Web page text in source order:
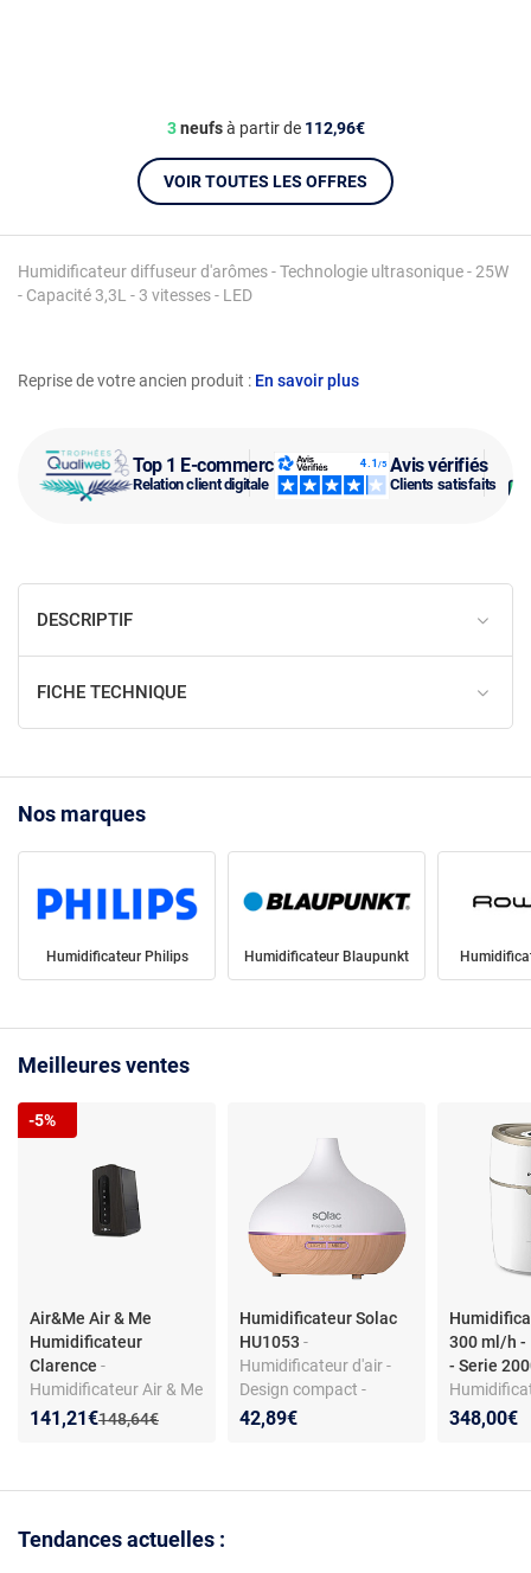
Top 1 E-commerce
Relation client digitale
Avis vérifiés
Clients satisfaits
Reprise de votre ancien produit : En savoir plus
Humidificateur diffuseur d'arômes - Technologie ultrasonique - 25W
- Capacité 3,3L - 3 vitesses - LED
3neufsà partir de 112,96€
VOIR TOUTES LES OFFRES
DESCRIPTIF
FICHE TECHNIQUE
Nos marques
Humidificateur Philips Humidificateur Blaupunkt
Meilleures ventes
Air&Me Air & Me
Humidificateur
Clarence -
Humidificateur Air & Me
Clarence - Ultrasons -
Ancien prix :
148,64€
Nouveau prix :
141,21€
Réduction de :
-5%
Humidificateur Solac
HU1053-
Humidificateur d'air -
Design compact -
Électroménagers de
42,89€
300 ml/h -
- Serie
348,00€
Tendances actuelles :